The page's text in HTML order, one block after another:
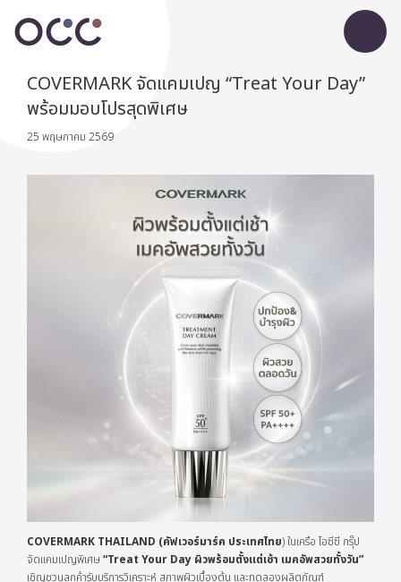
COVERMARK จัดแคมเปญ “Treat Your Day”
พร้อมมอบโปรสุดพิเศษ
25 พฤษภาคม 2569
COVERMARK THAILAND (คัฟเวอร์มาร์ค ประเทศไทย) ในเครือ โอซีซี กรุ๊ป
จัดแคมเปญพิเศษ“Treat Your Day ผิวพร้อมตั้งแต่เช้า เมคอัพสวยทั้งวัน”
เชิญชวนลูกค้ารับบริการวิเคราะห์ สภาพผิวเบื้องต้น และทดลองผลิตภัณฑ์